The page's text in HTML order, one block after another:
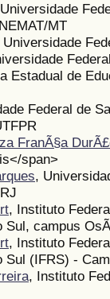
MT
Universidade
Estadual de
Federal de
FranÃ§a
span>
,
, Instituto
Sul, campus
, Instituto
Sul (IFRS) -
, Instituto